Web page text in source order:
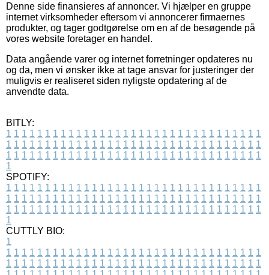
Denne side finansieres af annoncer. Vi hjælper en gruppe
internet virksomheder eftersom vi annoncerer firmaernes
produkter, og tager godtgørelse om en af de besøgende på
vores website foretager en handel.
Data angående varer og internet forretninger opdateres nu
og da, men vi ønsker ikke at tage ansvar for justeringer der
muligvis er realiseret siden nyligste opdatering af de
anvendte data.
BITLY:
1 1 1 1 1 1 1 1 1 1 1 1 1 1 1 1 1 1 1 1 1 1 1 1 1 1 1 1 1 1 1 1 1
1 1 1 1 1 1 1 1 1 1 1 1 1 1 1 1 1 1 1 1 1 1 1 1 1 1 1 1 1 1 1 1 1
1 1 1 1 1 1 1 1 1 1 1 1 1 1 1 1 1 1 1 1 1 1 1 1 1 1 1 1 1 1 1 1 1
1
SPOTIFY:
1 1 1 1 1 1 1 1 1 1 1 1 1 1 1 1 1 1 1 1 1 1 1 1 1 1 1 1 1 1 1 1 1
1 1 1 1 1 1 1 1 1 1 1 1 1 1 1 1 1 1 1 1 1 1 1 1 1 1 1 1 1 1 1 1 1
1 1 1 1 1 1 1 1 1 1 1 1 1 1 1 1 1 1 1 1 1 1 1 1 1 1 1 1 1 1 1 1 1
1
CUTTLY BIO:
1
1 1 1 1 1 1 1 1 1 1 1 1 1 1 1 1 1 1 1 1 1 1 1 1 1 1 1 1 1 1 1 1 1
1 1 1 1 1 1 1 1 1 1 1 1 1 1 1 1 1 1 1 1 1 1 1 1 1 1 1 1 1 1 1 1 1